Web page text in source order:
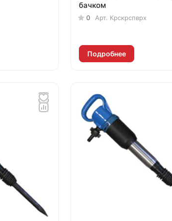
бачком
0 Арт. Крскрспврх
Подробнее